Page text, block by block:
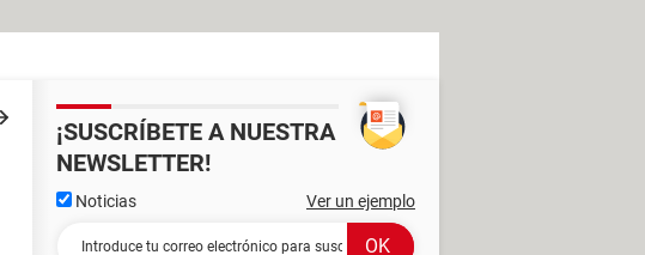
¡SUSCRÍBETE A NUESTRA
NEWSLETTER!
Noticias Ver un ejemplo